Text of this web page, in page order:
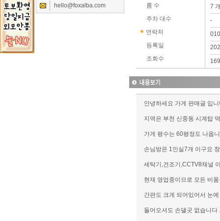
hello@foxalba.com
룸 수
주차 대수
연락처
등록일
조회수
7
-
안녕하세요 가게 판매글 입
지역은 부천 신중동 시계탑
가게 평수는 60평정도 나옵
손님방은 1인실7개 이구요
세탁기,건조기,CCTV8채널
현재 영업중이므로 모든 비
간판도 크게 되어있어서 눈
들어오셔도 손댈곳 없습니